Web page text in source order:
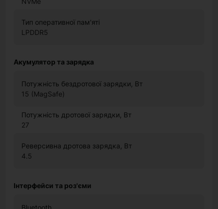
Тип оперативної пам'яті
LPDDR5
Акумулятор та зарядка
Потужність бездротової зарядки, Вт
15 (MagSafe)
Потужність дротової зарядки, Вт
27
Реверсивна дротова зарядка, Вт
4.5
Інтерфейси та роз'єми
Bluetooth